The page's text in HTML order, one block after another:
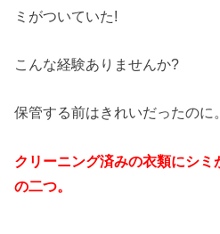
ミがついていた!
こんな経験ありませんか?
保管する前はきれいだったの
クリーニング済みの衣類にシ
の二つ。